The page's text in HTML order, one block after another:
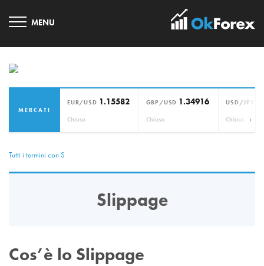
MERCATI
EUR/USD 1.15582
Chiuso
GBP/USD 1.34916
Chiuso
USD/JPY
Chiuso ›
Tutti i termini con S
Slippage
Cos’è lo Slippage